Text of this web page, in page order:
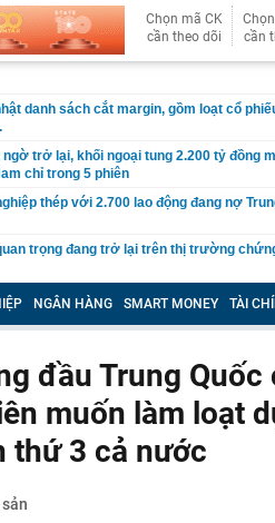
Chọn mã CK
cần theo dõi
cần
danh sách cắt margin, gồm loạt cổ
trở lại, khối ngoại tung 2.200 tỷ đồng
chỉ trong 5 phiên
thép với 2.700 lao động đang nợ
trọng đang trở lại trên thị trường
50 tuổi ăn cà tím mỗi ngày để chữa
"Ông ăn gì thế?"
bán biệt thự 9 phòng ngủ ở TP.HCM giá
bố phim Tết 2027, nghe tên ai cũng
phẩm”
Apple giấu kín suốt 15 năm trên iPhone
nhiều gia đình không còn phơi quần
ngoài trời đang được dùng theo 1 cách
thuộc có khả năng tích tụ kim loại
nguồn gốc trước khi sử dụng
NGÂN HÀNG SMART MONEY TÀI
đầu Trung Quốc
muốn làm loạt
thứ 3 cả nước